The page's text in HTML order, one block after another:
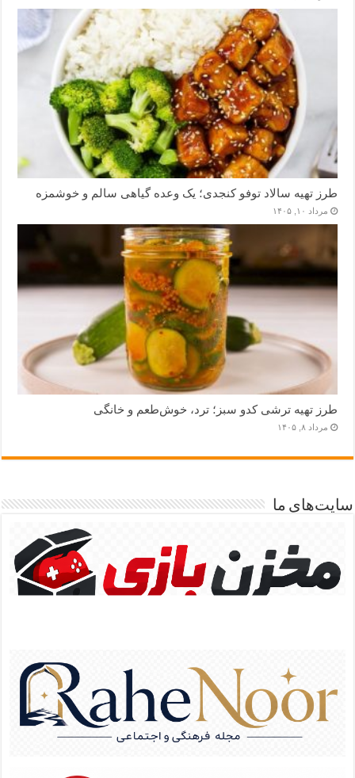
طرز تهیه سالاد توفو کنجدی؛ یک وعده گیاهی سالم و خوشمزه
مرداد ۱۰, ۱۴۰۵
طرز تهیه ترشی کدو سبز؛ ترد، خوش‌طعم و خانگی
مرداد ۸, ۱۴۰۵
سایت‌های ما